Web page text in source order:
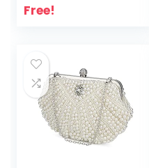
Vrouwen Brullende
Accessoires
Bruiloft Party
Free!